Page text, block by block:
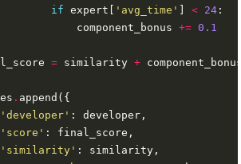
if expert[ 'avg_time' ] < 24
component_bonus
+= 0.1
= similarity +
.
'developer'
'score'
'similarity'